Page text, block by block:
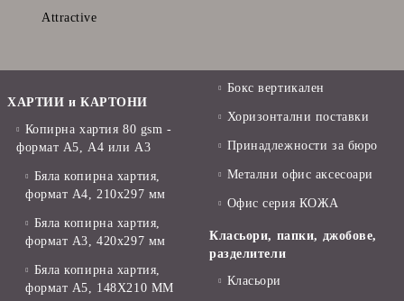
Attractive
ХАРТИИ и КАРТОНИ
Копирна хартия 80 gsm -
формат А5, А4 или А3
Бяла копирна хартия,
формат А4, 210x297 мм
Бяла копирна хартия,
формат А3, 420x297 мм
Бяла копирна хартия,
формат А5, 148X210 ММ
Бокс вертикален
Хоризонтални поставки
Принадлежности за бюро
Метални офис аксесоари
Офис серия КОЖА
Класьори, папки, джобове,
разделители
Класьори